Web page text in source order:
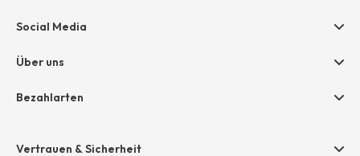
Retoure
AGB
Datenschutz
Geschenkgutscheine
Größentabelle
Social Media
Über uns
Unternehmen
Bezahlarten
Amazon Pay
Vertrauen & Sicherheit